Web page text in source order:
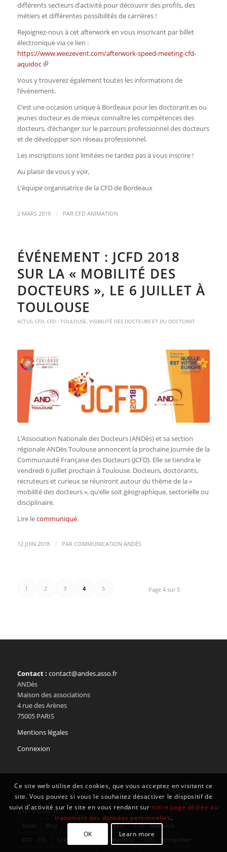
différents secteurs d’activité pour découvrir des profils, des
métiers et différentes possibilités de carrières !
Rejoignez-nous à cet afterwork en vous inscrivant par billet
électronique via ce lien :
https://www.weezevent.com/afterwork-speed-meeting-cfd-
aquidoc
Vous y trouverez également toutes les informations de
l’évènement.
C’est une occasion unique à Bordeaux pour les doctorant.es ou
jeunes docteur.es de mieux connaître les compétences des
docteurs, d’échanger sur le parcours professionnel des docteurs
et de développer son réseau professionnel,
Les inscriptions sont limitées ne tardez pas à vous inscrire !
Au plaisir de vous y voir,
L’équipe organisatrice de la CFD de Bordeaux
2 MARS 2019 / PAR CFD ANIMATION
ÉVÉNEMENT : JCFD 2018
SUR LA « MOBILITÉ DES
DOCTEURS », LE 6 JUILLET À
TOULOUSE
ACTUS, CFD, CFD - TOULOUSE VISIBILITÉ DES DOCTEURS ET DU DOCTORAT
L’Association Nationale des Docteurs (ANDès) et sa section
régionale ANDès Toulouse annoncent la prochaine Journée de la
Communauté Française des Docteurs (JCFD). Elle se tiendra le
vendredi 6 juillet prochain à Toulouse. Docteurs, doctorants,
recruteurs et curieux se réuniront autour du thème de la «
mobilité des docteurs », qu’elle soit géographique, sectorielle ou
disciplinaire.
Lire lecommuniqué.
12 JUIN 2018 / PAR COMMUNICATION ANDÈS
Page 4 sur 5
1 2 3 4 5
Contact : contact@andes.asso.fr
ANDès
Maison des associations
4 rue des Arènes
75005 PARIS
Mentions légales
Connexion
CATÉGORIES
Actus Blog Blog Article 79 CFD
CFD - Bordeaux
CFD - CVL
CFD - Lyon CFD - Marseille
CFD - Montpellier
Ce site web utilise des cookies, que vous acceptez en visitant ce
site. Vous pouvez si vous le souhaitez désactiver le dispositif de
suivi d'activité sur le site en vous rendant sur notre page dédiée au
traitement des données personnelles.
OK
Learn more